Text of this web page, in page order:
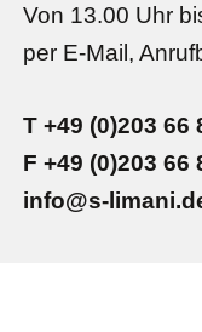
Von 13.00 Uhr
per E-Mail,
T +49 (0)203 66
F +49 (0)203 66
info@s-